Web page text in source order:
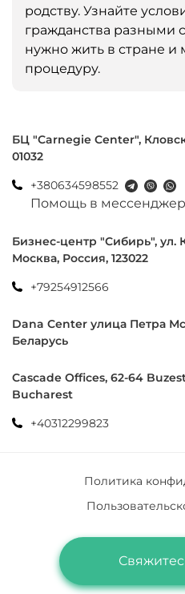
родству. Узнайте
гражданства разными
нужно жить в стране и
процедуру.
БЦ "Carnegie Center",
01032
+380634598552
Помощь в
Бизнес-центр "Сибирь", ул.
Москва, Россия, 123022
+79254912566
Dana Center улица Петра
Беларусь
Cascade Offices, 62-64
Bucharest
+40312299823
Политика
Пн - Пт